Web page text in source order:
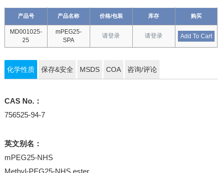
产品号 产品名称 价格/包装 库存 购买
MD001025-
25
mPEG25-
SPA
请登录 请登录 Add To Cart
化学性质 保存&安全 MSDS COA 咨询/评论
CAS No.：
756525-94-7
英文别名：
mPEG25-NHS